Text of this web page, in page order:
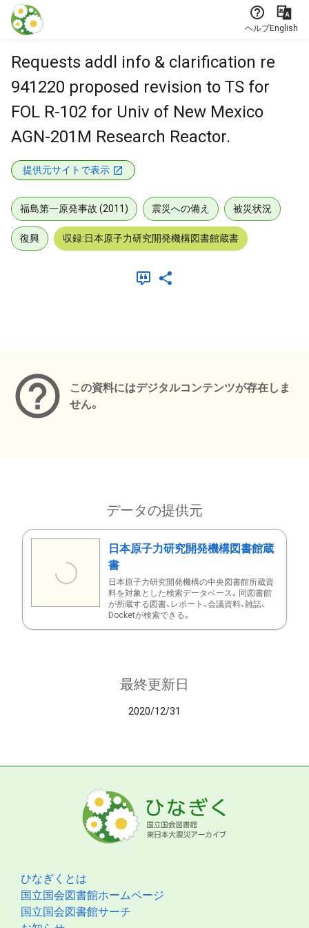
本文に飛ぶ
ヘルプEnglish
Requests addl info & clarification re
941220 proposed revision to TS for
FOL R-102 for Univ of New Mexico
AGN-201M Research Reactor.
提供元サイトで表示
福島第一原発事故 (2011) 震災への備え 被災状況
復興 収録:日本原子力研究開発機構図書館蔵書
この資料にはデジタルコンテンツが存在しま
せん。
データの提供元
日本原子力研究開発機構図書館蔵
書
日本原子力研究開発機構の中央図書館所蔵資
料を対象とした検索データベース。同図書館
が所蔵する図書、レポート、会議資料、雑誌、
Docketが検索できる。
最終更新日
2020/12/31
ひなぎくとは
国立国会図書館ホームページ
国立国会図書館サーチ